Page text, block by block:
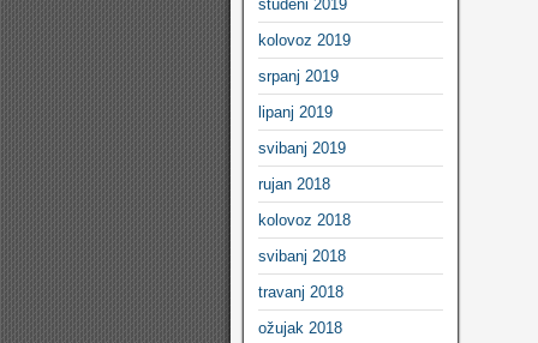
studeni 2019
kolovoz 2019
srpanj 2019
lipanj 2019
svibanj 2019
rujan 2018
kolovoz 2018
svibanj 2018
travanj 2018
ožujak 2018